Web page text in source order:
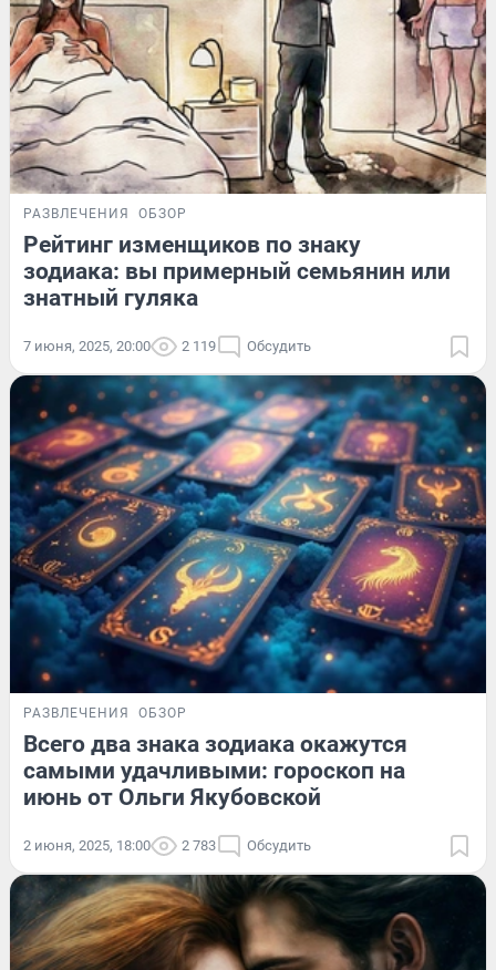
РАЗВЛЕЧЕНИЯ ОБЗОР
Рейтинг изменщиков по знаку
зодиака: вы примерный семьянин или
знатный гуляка
7 июня, 2025, 20:00 2 119 Обсудить
РАЗВЛЕЧЕНИЯ ОБЗОР
Всего два знака зодиака окажутся
самыми удачливыми: гороскоп на
июнь от Ольги Якубовской
2 июня, 2025, 18:00 2 783 Обсудить